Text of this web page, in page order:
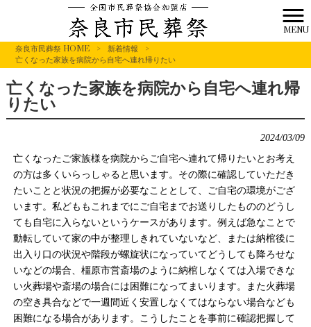
MENU
奈良市民葬祭 HOME
> 新着情報
>
亡くなった家族を病院から自宅へ連れ帰りたい
亡くなった家族を病院から自宅へ連れ帰
りたい
2024/03/09
亡くなったご家族様を病院からご自宅へ連れて帰りたいとお考え
の方は多くいらっしゃると思います。その際に確認していただき
たいことと状況の把握が必要なこととして、ご自宅の環境がござ
います。私どももこれまでにご自宅までお送りしたもののどうし
ても自宅に入らないというケースがあります。例えば急なことで
動転していて家の中が整理しきれていないなど、または納棺後に
出入り口の状況や階段が螺旋状になっていてどうしても降ろせな
いなどの場合、橿原市営斎場のように納棺しなくては入場できな
い火葬場や斎場の場合には困難になってまいります。また火葬場
の空き具合などで一週間近く安置しなくてはならない場合なども
困難になる場合があります。こうしたことを事前に確認把握して